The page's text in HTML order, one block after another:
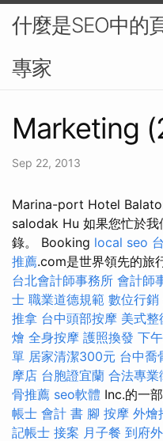
什麼是SEO中的
專家
Marketing
Sep 22, 2013
Marina-port Hotel
salodak Hu 如果您忙於我
錄。 Booking local seo
推薦.com是世界領先的旅
台北會計師事務所 會計師
士 職業道德規範 數位行銷
推拿 台中頭部按摩 美式整
燴 全身按摩 護照換發 下
單 居家清潔300元 台中喬
摩店 台胞證宜蘭 合法專業
骨推薦 seo軟體 Inc.的一
帳士 會計 書 腳 按摩 外燴
記帳士 接案 月子餐 到府